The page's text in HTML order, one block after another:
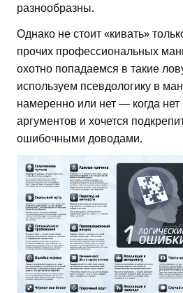
разнообразны.
Однако не стоит «кивать»
прочих профессиональных
охотно попадаемся в такие
используем псевдологику в
намеренно или нет — когда
аргументов и хочется
ошибочными доводами.